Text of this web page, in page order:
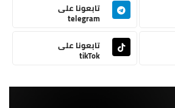
تابعونا على
telegram
تابعونا على
tikTok